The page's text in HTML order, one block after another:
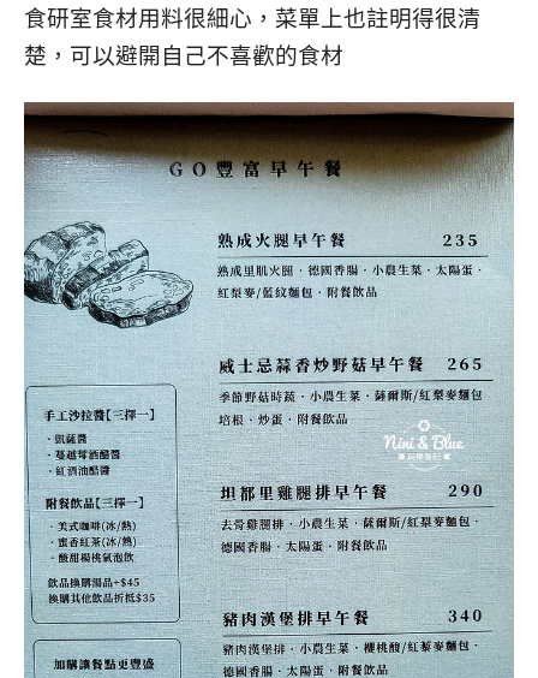
食研室食材用料很細心，菜單上也註明得很清
楚，可以避開自己不喜歡的食材